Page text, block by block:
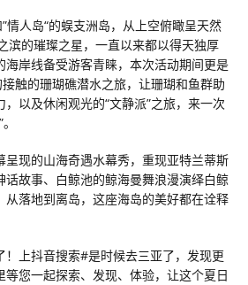
情人岛“的蜈支洲岛，从上空俯瞰呈天然
滨的璀璨之星，一直以来都以得天独厚
海岸线备受游客青睐，本次活动期间更是
触的珊瑚礁潜水之旅，让珊瑚和鱼群助
以及休闲观光的“文静派”之旅，来一次
呈现的山海奇遇水幕秀，重现亚特兰蒂斯
话故事、白鲸池的鲸海曼舞浪漫演绎白鲸
从落地到离岛，这座海岛的美好都在诠释
！上抖音搜索#是时候去三亚了，发现更
等您一起探索、发现、体验，让这个夏日